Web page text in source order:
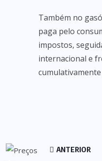
Também no
paga pelo
impostos,
internacional e
cumulativamente
ANTERIOR